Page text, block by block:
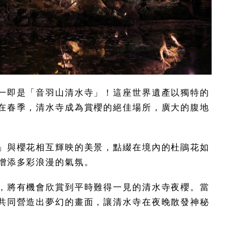
即是「音羽山清水寺」！這座世界遺產以獨特的
春季，清水寺成為賞櫻的絕佳場所，廣大的腹地
與櫻花相互輝映的美景，點綴在境內的杜鵑花如
多彩浪漫的氣氛。
將有機會欣賞到平時難得一見的清水寺夜櫻。當
同營造出夢幻的畫面，讓清水寺在夜晚散發神秘